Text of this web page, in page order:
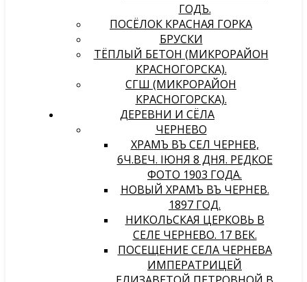
ГОДЪ.
ПОСЁЛОК КРАСНАЯ ГОРКА
БРУСКИ
ТЁПЛЫЙ БЕТОН (МИКРОРАЙОН
КРАСНОГОРСКА).
СГШ (МИКРОРАЙОН
КРАСНОГОРСКА).
ДЕРЕВНИ И СЁЛА
ЧЕРНЕВО
ХРАМЪ ВЪ СЕЛѢ ЧЕРНЕВѢ,
6Ч.ВЕЧ. IЮНЯ 8 ДНЯ. РЕДКОЕ
ФОТО 1903 ГОДА.
НОВЫЙ ХРАМЪ ВЪ ЧЕРНЕВѢ.
1897 ГОД.
НИКОЛЬСКАЯ ЦЕРКОВЬ В
СЕЛЕ ЧЕРНЕВО. 17 ВЕК.
ПОСЕЩЕНИЕ СЕЛА ЧЕРНЕВА
ИМПЕРАТРИЦЕЙ